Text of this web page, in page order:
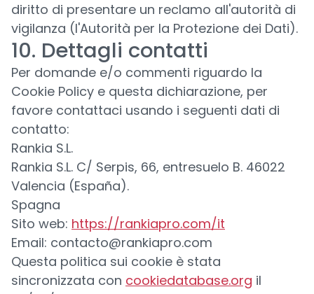
diritto di presentare un reclamo all'autorità di
vigilanza (l'Autorità per la Protezione dei Dati).
10. Dettagli contatti
Per domande e/o commenti riguardo la
Cookie Policy e questa dichiarazione, per
favore contattaci usando i seguenti dati di
contatto:
Rankia S.L.
Rankia S.L. C/ Serpis, 66, entresuelo B. 46022
Valencia (España).
Spagna
Sito web: https://rankiapro.com/it
Email: contacto@rankiapro.com
Questa politica sui cookie è stata
sincronizzata con cookiedatabase.org il